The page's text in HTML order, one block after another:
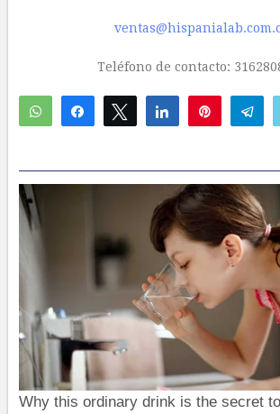
Teléfono de contacto:
WhatsAppCompartirTwittear Compartir